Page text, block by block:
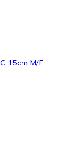
15cm M/F